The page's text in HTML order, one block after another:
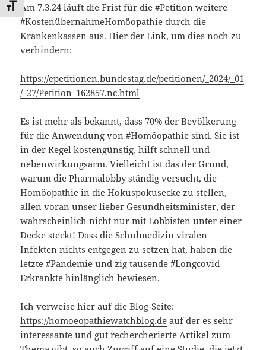
SCHRIFT VERGRÖSSERN
Am 7.3.24 läuft die Frist für die #Petition weitere
#KostenübernahmeHomöopathie durch die
Krankenkassen aus. Hier der Link, um dies noch zu
verhindern:
https://epetitionen.bundestag.de/petitionen/_2024/_01
/_27/Petition_162857.nc.html
Es ist mehr als bekannt, dass 70% der Bevölkerung
für die Anwendung von #Homöopathie sind. Sie ist
in der Regel kostengünstig, hilft schnell und
nebenwirkungsarm. Vielleicht ist das der Grund,
warum die Pharmalobby ständig versucht, die
Homöopathie in die Hokuspokusecke zu stellen,
allen voran unser lieber Gesundheitsminister, der
wahrscheinlich nicht nur mit Lobbisten unter einer
Decke steckt! Dass die Schulmedizin viralen
Infekten nichts entgegen zu setzen hat, haben die
letzte #Pandemie und zig tausende #Longcovid
Erkrankte hinlänglich bewiesen.
Ich verweise hier auf die Blog-Seite:
https://homoeopathiewatchblog.de auf der es sehr
interessante und gut rechercherierte Artikel zum